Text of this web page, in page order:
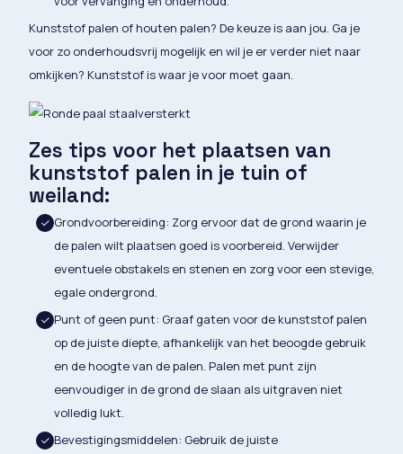
Kunststof palen of houten palen? De keuze is aan jou. Ga je
voor zo onderhoudsvrij mogelijk en wil je er verder niet naar
omkijken? Kunststof is waar je voor moet gaan.
Zes tips voor het plaatsen van
kunststof palen in je tuin of
weiland:
Grondvoorbereiding: Zorg ervoor dat de grond waarin je
de palen wilt plaatsen goed is voorbereid. Verwijder
eventuele obstakels en stenen en zorg voor een stevige,
egale ondergrond.
Punt of geen punt: Graaf gaten voor de kunststof palen
op de juiste diepte, afhankelijk van het beoogde gebruik
en de hoogte van de palen. Palen met punt zijn
eenvoudiger in de grond de slaan als uitgraven niet
volledig lukt.
Bevestigingsmiddelen: Gebruik de juiste